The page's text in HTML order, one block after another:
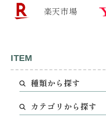
楽天市場
ITEM
種類から探す
カテゴリから探す